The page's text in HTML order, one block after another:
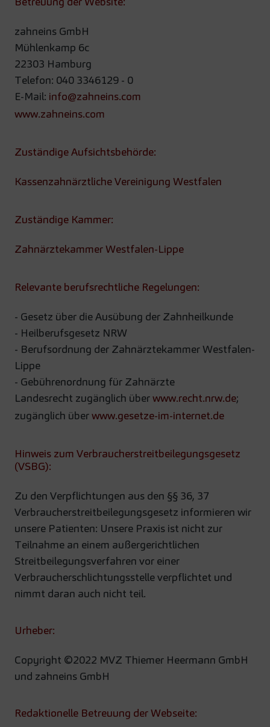
zahneins GmbH
Mühlenkamp 6c
22303 Hamburg
Telefon: 040 3346129 - 0
E-Mail: info@zahneins.com
www.zahneins.com
Zuständige Aufsichtsbehörde:
Kassenzahnärztliche Vereinigung Westfalen
Zuständige Kammer:
Zahnärztekammer Westfalen-Lippe
Relevante berufsrechtliche Regelungen:
- Gesetz über die Ausübung der Zahnheilkunde
- Heilberufsgesetz NRW
- Berufsordnung der Zahnärztekammer Westfalen-
Lippe
- Gebührenordnung für Zahnärzte
Landesrecht zugänglich überwww.recht.nrw.de;
zugänglich überwww.gesetze-im-internet.de
Hinweis zum Verbraucherstreitbeilegungsgesetz
(VSBG):
Zu den Verpflichtungen aus den §§ 36, 37
Verbraucherstreitbeilegungsgesetz informieren wir
unsere Patienten: Unsere Praxis ist nicht zur
Teilnahme an einem außergerichtlichen
Streitbeilegungsverfahren vor einer
Verbraucherschlichtungsstelle verpflichtet und
nimmt daran auch nicht teil.
Urheber:
Copyright ©2022 MVZ Thiemer Heermann GmbH
und zahneins GmbH
Redaktionelle Betreuung der Webseite: